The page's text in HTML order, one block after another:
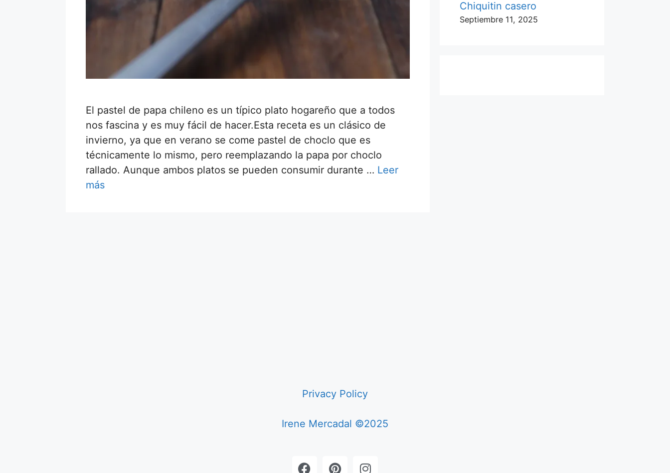
El pastel de papa chileno es un típico plato hogareño que a todos
nos fascina y es muy fácil de hacer.Esta receta es un clásico de
invierno, ya que en verano se come pastel de choclo que es
técnicamente lo mismo, pero reemplazando la papa por choclo
rallado. Aunque ambos platos se pueden consumir durante … Leer
más
Chiquitin casero
Septiembre 11, 2025
Privacy Policy
Irene Mercadal ©2025